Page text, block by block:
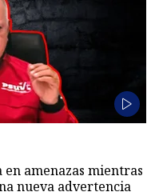
en amenazas mientras
nueva advertencia